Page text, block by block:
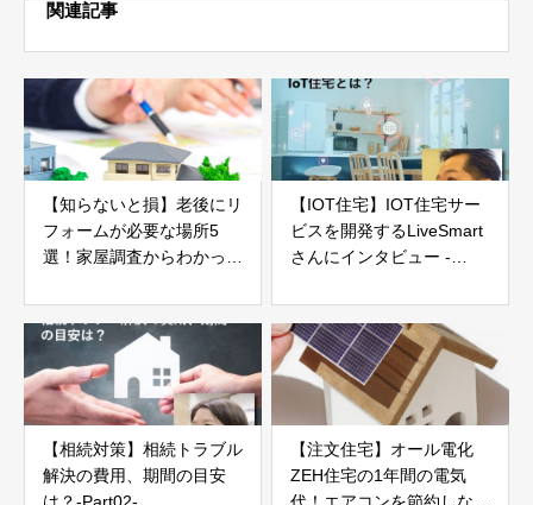
関連記事
【知らないと損】老後にリ
フォームが必要な場所5
選！家屋調査からわかった
【新築マイホーム】
【IOT住宅】IOT住宅サー
ビスを開発するLiveSmart
さんにインタビュー -
【相続対策】相続トラブル
解決の費用、期間の目安
【注文住宅】オール電化
ZEH住宅の1年間の電気